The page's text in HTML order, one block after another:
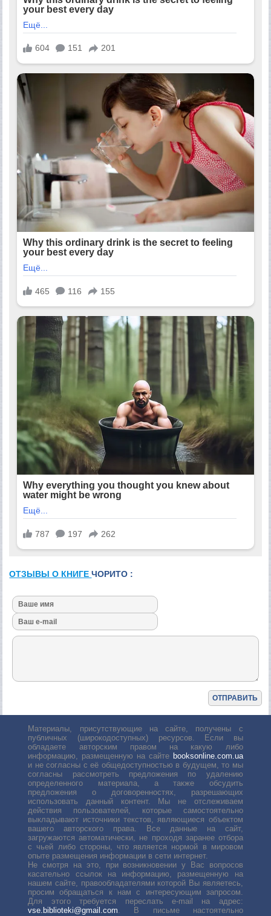
ОТЗЫВЫ О КНИГЕЧОРИТО :
Материалы, присутствующие на сайте, получены с
публичных (широкодоступных) ресурсов. Если вы
обладаете авторским правом на какую либо
информацию, размещенную на сайте booksonline.com.ua
и не согласны с её общедоступностью в будущем, то мы
согласны рассмотреть предложения по удалению
определенного материала, а также обсудить
предложения о договоренностях, разрешающих
использовать данный контент. Мы не отслеживаем
действия пользователей, которые самостоятельно
выкладывают источники текстов, являющиеся объектом
вашего авторского права. Все данные на сайт,
загружаются автоматически, не проходя заранее отбора
с чьей либо стороны, что является нормой в мировом
опыте размещения информации в сети интернет.
Не смотря на это, при возникновении у Вас вопросов
касательно ссылок на информацию, размещенную на
нашем сайте, правообладателями которой Вы являетесь,
просим обращаться к нам с интересующим запросом.
Для этого требуется переслать е-mail на адрес:
vse.biblioteki@gmail.com. В письме настоятельно